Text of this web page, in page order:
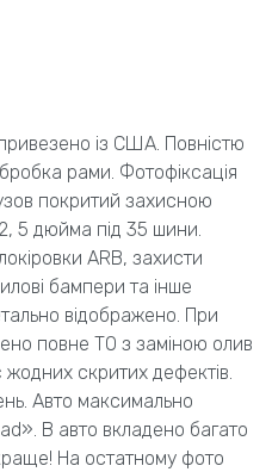
із США. Повністю
рами. Фотофіксація
покритий захисною
5 дюйма під 35 шини.
ARB, захисти
бампери та інше
відображено. При
повне ТО з заміною олив
жодних скритих дефектів.
Авто максимально
В авто вкладено багато
На остатному фото